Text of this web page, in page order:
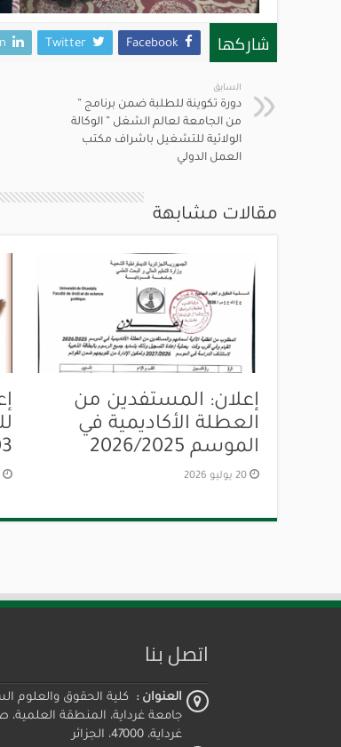
شاركها Facebook
Twitter
السابق
دورة تكوينة للطلبة ضمن برنامج ”
من الجامعة لعالم الشغل ” الوكالة
الولائية للتشغيل باشراف مكتب
العمل الدولي
مقالات مشابهة
إعلان: المستفدين من
العطلة الأكاديمية في
الموسم 2026/2025
20 يوليو 2026
اتصل بنا
العنوان : كلية الحقوق والعلوم
غرداية، 47000، الجزائر